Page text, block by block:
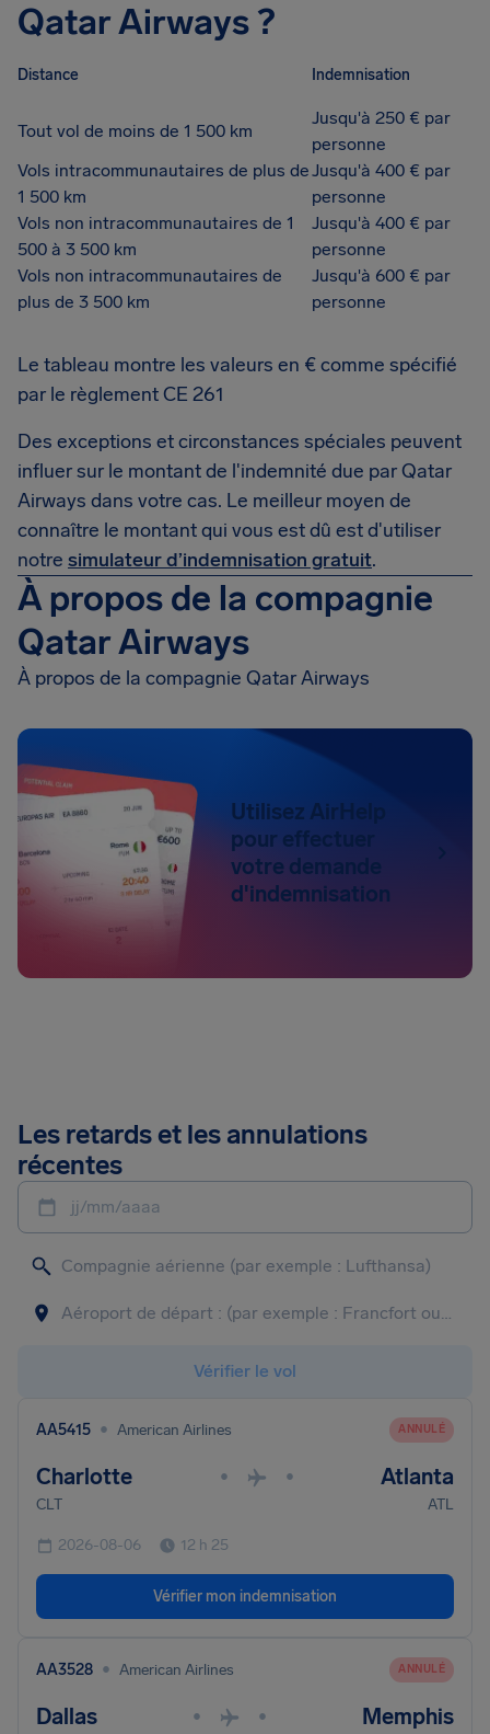
Qatar Airways ?
Distance Indemnisation
Tout vol de moins de 1 500 km
Jusqu'à 250 € par
personne
Vols intracommunautaires de plus de
1 500 km
Jusqu'à 400 € par
personne
Vols non intracommunautaires de 1
500 à 3 500 km
Jusqu'à 400 € par
personne
Vols non intracommunautaires de
plus de 3 500 km
Jusqu'à 600 € par
personne
Le tableau montre les valeurs en € comme spécifié
par le règlement CE 261
Des exceptions et circonstances spéciales peuvent
influer sur le montant de l'indemnité due par Qatar
Airways dans votre cas. Le meilleur moyen de
connaître le montant qui vous est dû est d'utiliser
notre simulateur d’indemnisation gratuit.
À propos de la compagnie
Qatar Airways
À propos de la compagnie Qatar Airways
Utilisez AirHelp
pour effectuer
votre demande
d'indemnisation
Les retards et les annulations
récentes
jj/mm/aaaa
Vérifier le vol
AA5415 • American Airlines ANNULÉ
Charlotte • • Atlanta
CLT ATL
2026-08-06 12 h 25
Vérifier mon indemnisation
AA3528 • American Airlines ANNULÉ
Dallas • • Memphis